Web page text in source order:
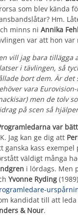
som blev kända
Hm.
minns ni Annika
var att hon var
vill jag bara tillägga
i tävlingen, så
bort dem. Är det
vara
men de tolv
på scen så
var
Jag kan ge dig att
ganska kass
väldigt många
i lördags. Men
Yvonne Ryding
kandidat till att
& Nour.